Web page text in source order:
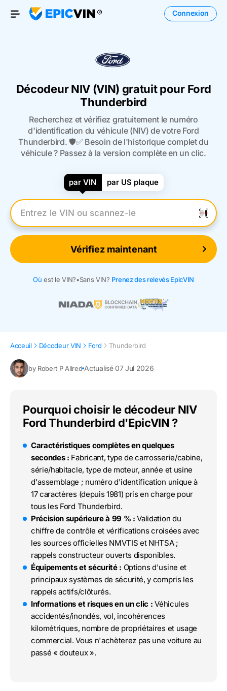
Open Menu
Connexion
Décodeur NIV (VIN) gratuit pour Ford
Thunderbird
Recherchez et vérifiez gratuitement le numéro
d'identification du véhicule (NIV) de votre Ford
Thunderbird. 🛡️✅ Besoin de l'historique complet du
véhicule ? Passez à la version complète en un clic.
par VIN par US plaque
Entrez le numéro VIN
Vérifiez maintenant
Où est le VIN?•Sans VIN? Prenez des relevés EpicVIN
Acceuil Décodeur VIN Ford Thunderbird
by Robert P Allred Actualisé 07 Jul 2026
Pourquoi choisir le décodeur NIV
Ford Thunderbird d'EpicVIN ?
Caractéristiques complètes en quelques
secondes : Fabricant, type de carrosserie/cabine,
série/habitacle, type de moteur, année et usine
d'assemblage ; numéro d'identification unique à
17 caractères (depuis 1981) pris en charge pour
tous les Ford Thunderbird.
Précision supérieure à 99 % : Validation du
chiffre de contrôle et vérifications croisées avec
les sources officielles NMVTIS et NHTSA ;
rappels constructeur ouverts disponibles.
Équipements et sécurité : Options d'usine et
principaux systèmes de sécurité, y compris les
rappels actifs/clôturés.
Informations et risques en un clic : Véhicules
accidentés/inondés, vol, incohérences
kilométriques, nombre de propriétaires et usage
commercial. Vous n'achèterez pas une voiture au
passé « douteux ».